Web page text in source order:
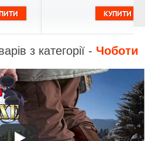
з категорії - Чоботи